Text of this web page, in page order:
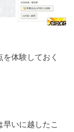
体験しておく
いに越したこ